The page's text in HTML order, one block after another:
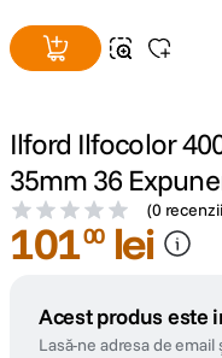
Ilford Ilfocolor
35mm 36
(0 recenzii
10100 lei
Acest produs este
Lasă-ne adresa de